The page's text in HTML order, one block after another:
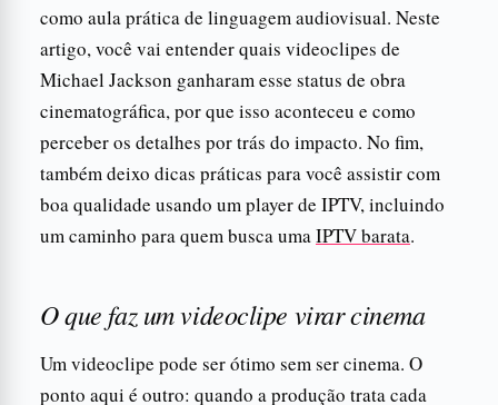
como aula prática de linguagem audiovisual. Neste
artigo, você vai entender quais videoclipes de
Michael Jackson ganharam esse status de obra
cinematográfica, por que isso aconteceu e como
perceber os detalhes por trás do impacto. No fim,
também deixo dicas práticas para você assistir com
boa qualidade usando um player de IPTV, incluindo
um caminho para quem busca umaIPTV barata.
O que faz um videoclipe virar cinema
Um videoclipe pode ser ótimo sem ser cinema. O
ponto aqui é outro: quando a produção trata cada